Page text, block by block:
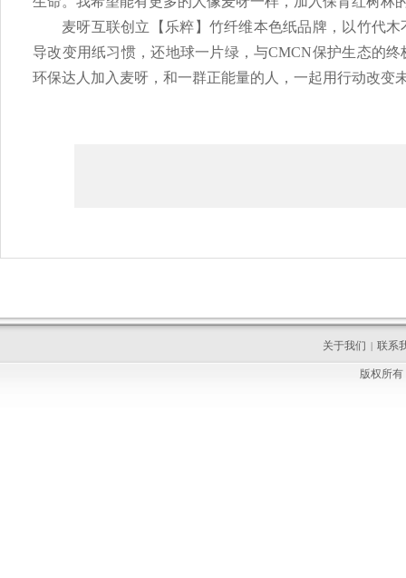
麦呀互联创立【乐粹】竹纤维本色纸品牌，以竹代
导改变用纸习惯，还地球一片绿，与CMCN保护生态的
环保达人加入麦呀，和一群正能量的人， 一起用行动改变
关于我们 | 联系
版权所